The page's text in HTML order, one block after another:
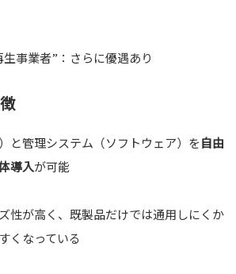
事業者”：さらに優遇あり
と管理システム（ソフトウェア）を自由
導入が可能
性が高く、既製品だけでは通用しにくか
くなっている